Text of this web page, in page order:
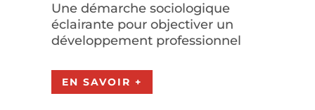
Une démarche sociologique
éclairante pour objectiver un
développement professionnel
EN SAVOIR +